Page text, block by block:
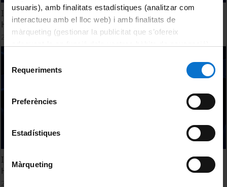
usuaris), amb finalitats estadístiques (analitzar com
interactueu amb el lloc web) i amb finalitats de
màrqueting (gestionar la publicitat que s’ofereix
consultar laPolítica de galetes del lloc web de la
Requeriments
Preferències
Estadístiques
Màrqueting
I Jornada 'Horitzons Científics de les Ciències Socials i les
Humanitats' Part 4
20 March, 2015
I Jornada 'Horitzons Científics de les Ciències Socials i les
Humanitats' Part 3